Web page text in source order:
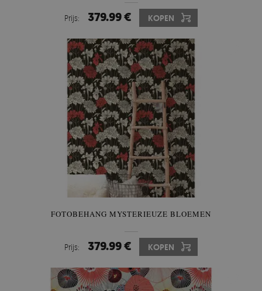
Prijs: 379.99 € KOPEN
FOTOBEHANG MYSTERIEUZE BLOEMEN
Prijs: 379.99 € KOPEN